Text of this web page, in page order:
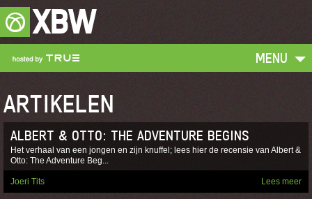
XBW
MENU
ARTIKELEN
ALBERT & OTTO: THE ADVENTURE BEGINS
Het verhaal van een jongen en zijn knuffel; lees hier de recensie van Albert &
Otto: The Adventure Beg...
Joeri Tits Lees meer